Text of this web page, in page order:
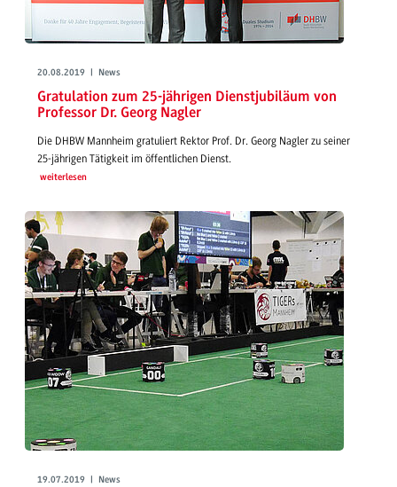
20.08.2019 | News
Gratulation zum 25-jährigen Dienstjubiläum von
Professor Dr. Georg Nagler
Die DHBW Mannheim gratuliert Rektor Prof. Dr. Georg Nagler zu seiner
25-jährigen Tätigkeit im öffentlichen Dienst.
weiterlesen
19.07.2019 | News